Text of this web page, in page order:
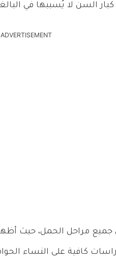
السن لا يُسببها في
ADVERTISEMENT
جميع مراحل الحمل، حيث
كافية على النساء